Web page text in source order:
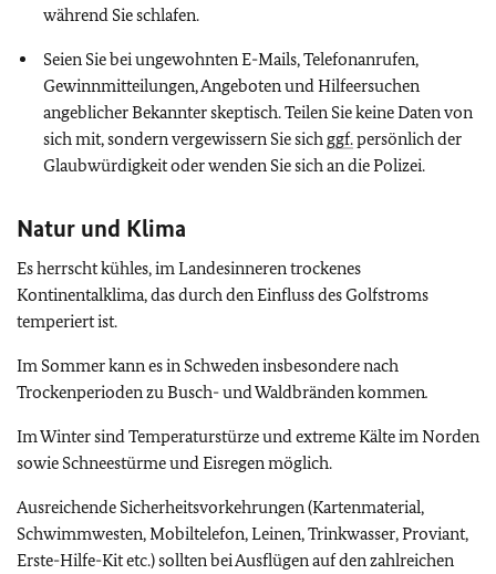
während Sie schlafen.
Seien Sie bei ungewohnten E-Mails, Telefonanrufen,
Gewinnmitteilungen, Angeboten und Hilfeersuchen
angeblicher Bekannter skeptisch. Teilen Sie keine Daten von
sich mit, sondern vergewissern Sie sich ggf.persönlich der
Glaubwürdigkeit oder wenden Sie sich an die Polizei.
Natur und Klima
Es herrscht kühles, im Landesinneren trockenes
Kontinentalklima, das durch den Einfluss des Golfstroms
temperiert ist.
Im Sommer kann es in Schweden insbesondere nach
Trockenperioden zu Busch- und Waldbränden kommen.
Im Winter sind Temperaturstürze und extreme Kälte im Norden
sowie Schneestürme und Eisregen möglich.
Ausreichende Sicherheitsvorkehrungen (Kartenmaterial,
Schwimmwesten, Mobiltelefon, Leinen, Trinkwasser, Proviant,
Erste-Hilfe-Kit etc.) sollten bei Ausflügen auf den zahlreichen